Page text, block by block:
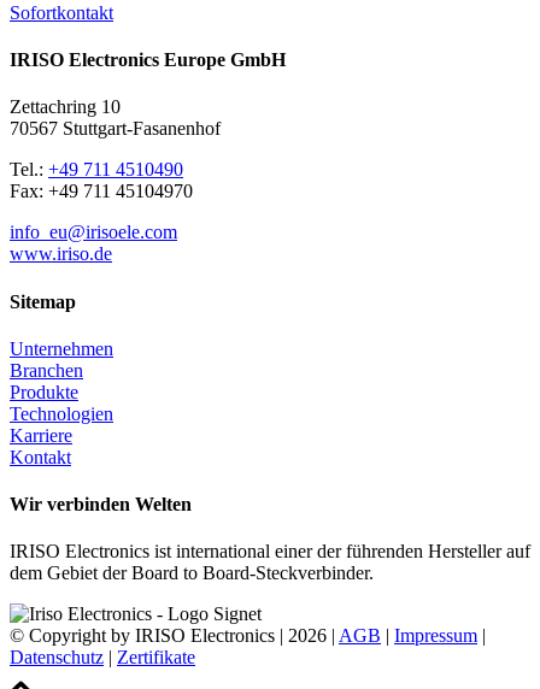
Sofortkontakt
IRISO Electronics Europe GmbH
Zettachring 10
70567 Stuttgart-Fasanenhof
Tel.: +49 711 4510490
Fax: +49 711 45104970
info_eu@irisoele.com
www.iriso.de
Sitemap
Unternehmen
Branchen
Produkte
Technologien
Karriere
Kontakt
Wir verbinden Welten
IRISO Electronics ist international einer der führenden Hersteller auf
dem Gebiet der Board to Board-Steckverbinder.
© Copyright by IRISO Electronics | 2026 | AGB Impressum
Datenschutz
Zertifikate